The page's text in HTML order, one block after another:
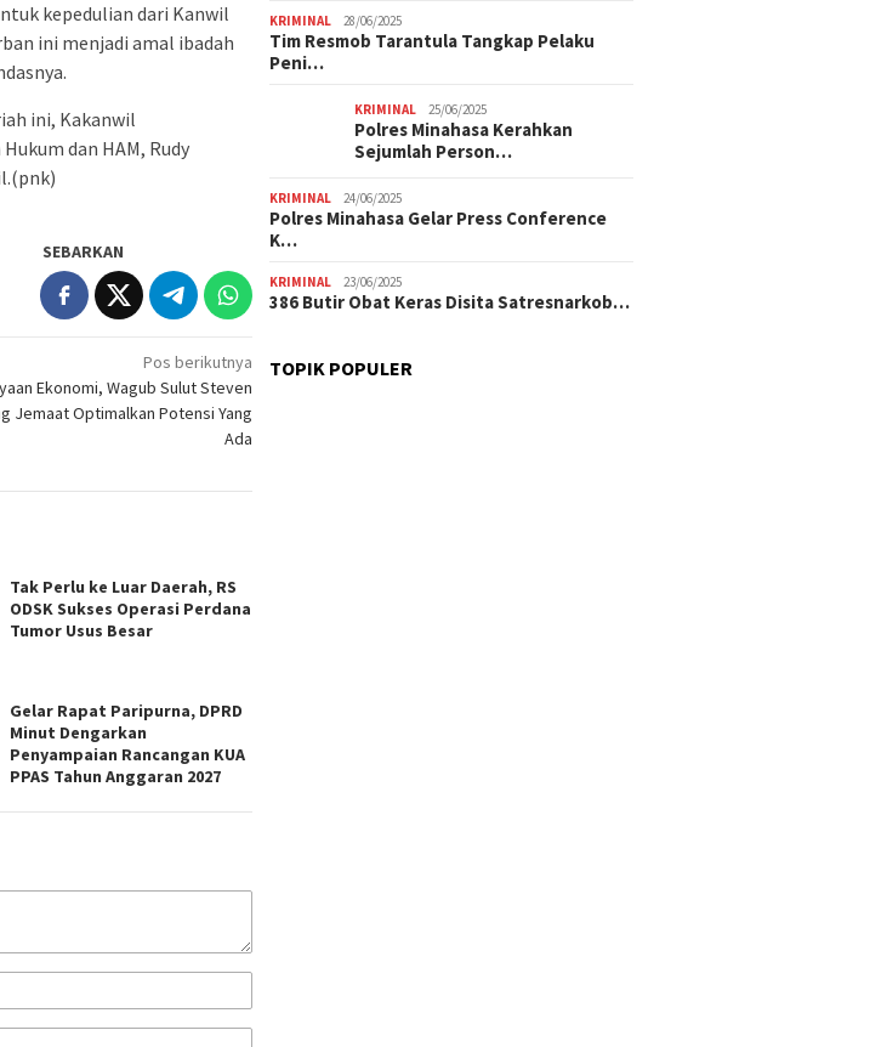
kepedulian dari Kanwil
ini menjadi amal ibadah
ini, Kakanwil
dan HAM, Rudy
SEBARKAN
Pos berikutnya
Ekonomi, Wagub Sulut Steven
Jemaat Optimalkan Potensi Yang
Ada
Tak Perlu ke Luar Daerah, RS
ODSK Sukses Operasi Perdana
Tumor Usus Besar
Gelar Rapat Paripurna, DPRD
Minut Dengarkan
Penyampaian Rancangan KUA
PPAS Tahun Anggaran 2027
KRIMINAL 28/06/2025
Tim Resmob Tarantula Tangkap Pelaku
Peni…
KRIMINAL 25/06/2025
Polres Minahasa Kerahkan
Sejumlah Person…
KRIMINAL 24/06/2025
Polres Minahasa Gelar Press Conference
K…
KRIMINAL 23/06/2025
386 Butir Obat Keras Disita Satresnarkob…
TOPIK POPULER